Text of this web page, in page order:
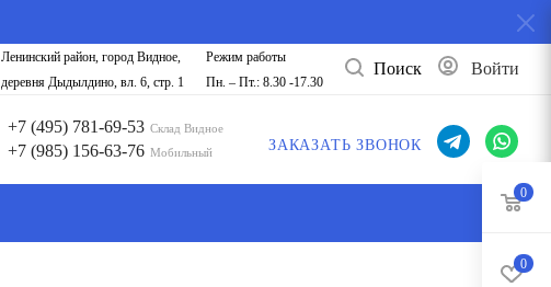
Войти
Поиск
Режим работы
Пн. – Пт.: 8.30 -17.30
Ленинский район, город Видное,
деревня Дыдылдино, вл. 6, стр. 1
+7 (495) 781-69-53 Склад Видное
+7 (985) 156-63-76 Мобильный ЗАКАЗАТЬ ЗВОНОК
0
0